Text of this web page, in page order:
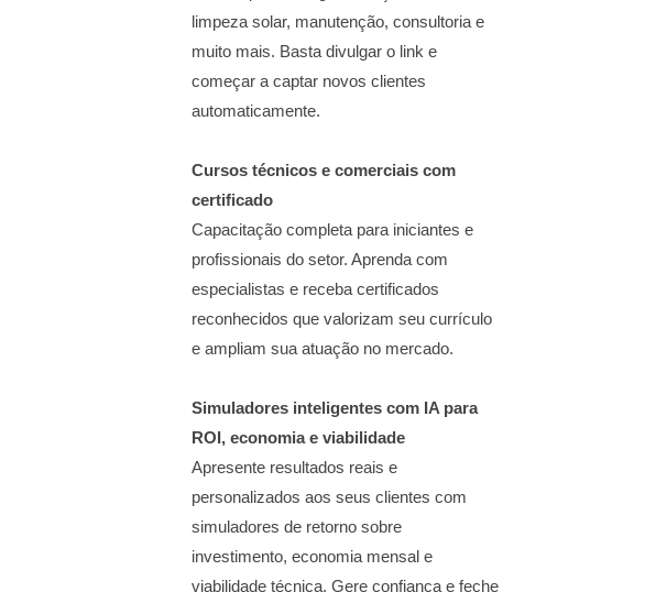
limpeza solar, manutenção, consultoria e
muito mais. Basta divulgar o link e
começar a captar novos clientes
automaticamente.
Cursos técnicos e comerciais com
certificado
Capacitação completa para iniciantes e
profissionais do setor. Aprenda com
especialistas e receba certificados
reconhecidos que valorizam seu currículo
e ampliam sua atuação no mercado.
Simuladores inteligentes com IA para
ROI, economia e viabilidade
Apresente resultados reais e
personalizados aos seus clientes com
simuladores de retorno sobre
investimento, economia mensal e
viabilidade técnica. Gere confiança e feche